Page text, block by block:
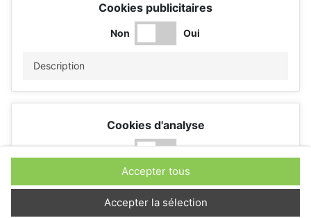
Cookies publicitaires
Non Oui
Description
Cookies d'analyse
Non Oui
Description
Accepter la sélection
Accepter tous